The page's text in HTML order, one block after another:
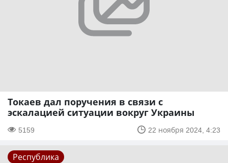
Токаев дал поручения в связи с
эскалацией ситуации вокруг Украины
5159 22 ноября 2024, 4:23
Республика